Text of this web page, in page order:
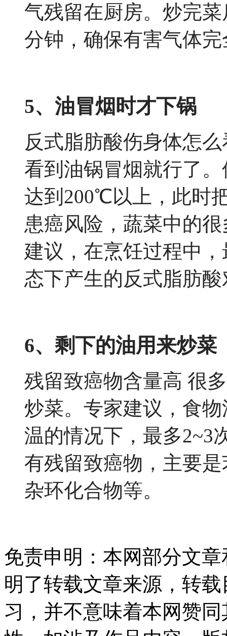
气残留在厨房。炒完
分钟，确保有害气体
5、油冒烟时才下锅
反式脂肪酸伤身体怎
看到油锅冒烟就行了
达到200℃以上，此时
患癌风险，蔬菜中的
建议，在烹饪过程中
态下产生的反式脂肪
6、剩下的油用来炒菜
残留致癌物含量高 很
炒菜。专家建议，食
温的情况下，最多2~3
有残留致癌物，主要
杂环化合物等。
免责申明：本网部分文
明了转载文章来源，转
习，并不意味着本网赞